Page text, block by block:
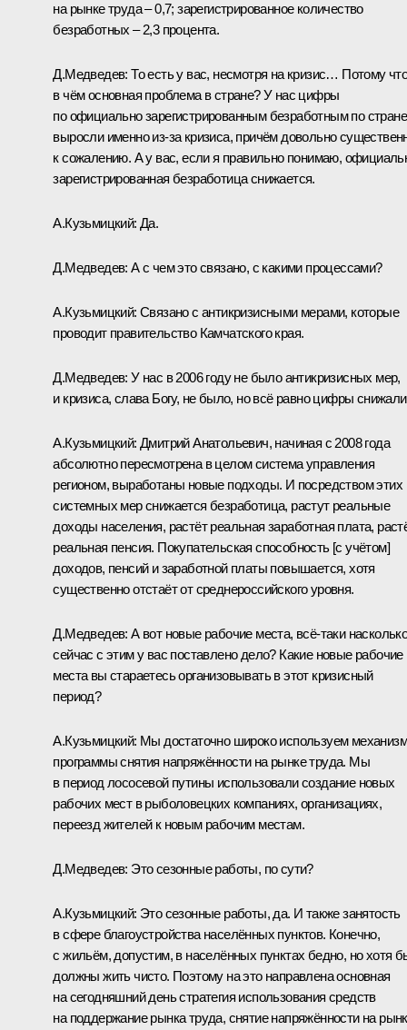
на рынке труда – 0,7; зарегистрированное количество
безработных – 2,3 процента.
Д.Медведев: То есть у вас, несмотря на кризис… Потому
в чём основная проблема в стране? У нас цифры
по официально зарегистрированным безработным по стране
выросли именно из‑за кризиса, причём довольно
к сожалению. А у вас, если я правильно понимаю,
зарегистрированная безработица снижается.
А.Кузьмицкий: Да.
Д.Медведев: А с чем это связано, с какими процессами?
А.Кузьмицкий: Связано с антикризисными мерами, которые
проводит правительство Камчатского края.
Д.Медведев: У нас в 2006 году не было антикризисных мер,
и кризиса, слава Богу, не было, но всё равно цифры
А.Кузьмицкий: Дмитрий Анатольевич, начиная с 2008 года
абсолютно пересмотрена в целом система управления
регионом, выработаны новые подходы. И посредством этих
системных мер снижается безработица, растут реальные
доходы населения, растёт реальная заработная плата,
реальная пенсия. Покупательская способность [с учётом]
доходов, пенсий и заработной платы повышается, хотя
существенно отстаёт от среднероссийского уровня.
Д.Медведев: А вот новые рабочие места, всё‑таки
сейчас с этим у вас поставлено дело? Какие новые рабочие
места вы стараетесь организовывать в этот кризисный
период?
А.Кузьмицкий: Мы достаточно широко используем
программы снятия напряжённости на рынке труда. Мы
в период лососевой путины использовали создание новых
рабочих мест в рыболовецких компаниях, организациях,
переезд жителей к новым рабочим местам.
Д.Медведев: Это сезонные работы, по сути?
А.Кузьмицкий: Это сезонные работы, да. И также занятость
в сфере благоустройства населённых пунктов. Конечно,
с жильём, допустим, в населённых пунктах бедно, но хотя
должны жить чисто. Поэтому на это направлена основная
на сегодняшний день стратегия использования средств
на поддержание рынка труда, снятие напряжённости на